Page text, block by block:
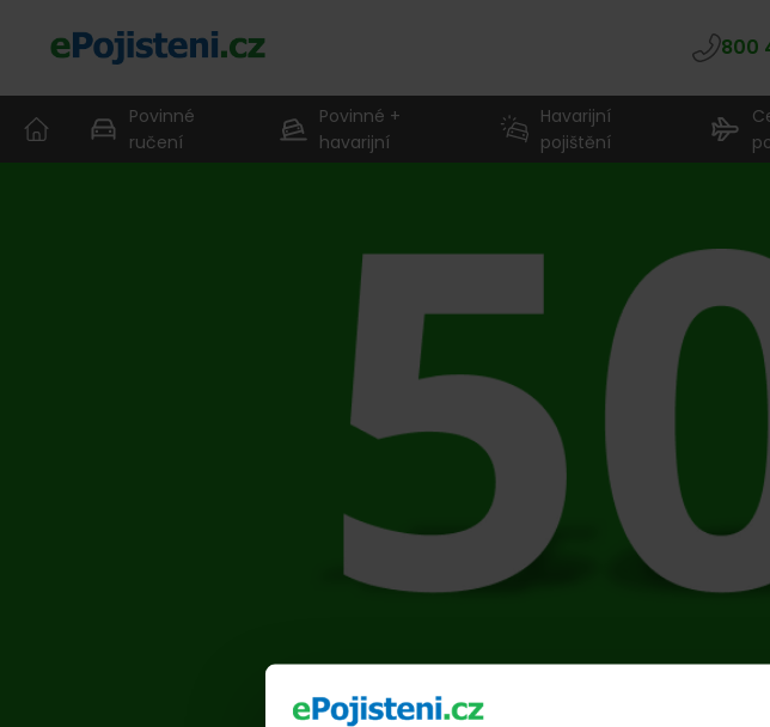
800
Povinné
ručení
Povinné +
havarijní
Havarijní
pojištění
Na stránce